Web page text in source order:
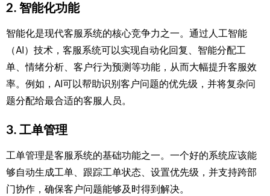
2. 智能化功能
智能化是现代客服系统的核心竞争力之一。通过人工智能
（AI）技术，客服系统可以实现自动化回复、智能分配工
单、情绪分析、客户行为预测等功能，从而大幅提升客服效
率。例如，AI可以帮助识别客户问题的优先级，并将复杂问
题分配给最合适的客服人员。
3. 工单管理
工单管理是客服系统的基础功能之一。一个好的系统应该能
够自动生成工单、跟踪工单状态、设置优先级，并支持跨部
门协作，确保客户问题能够及时得到解决。